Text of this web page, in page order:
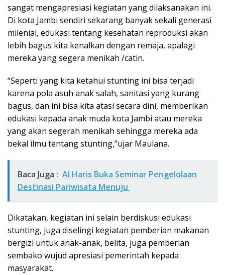
sangat mengapresiasi kegiatan yang dilaksanakan ini.
Di kota Jambi sendiri sekarang banyak sekali generasi
milenial, edukasi tentang kesehatan reproduksi akan
lebih bagus kita kenalkan dengan remaja, apalagi
mereka yang segera menikah /catin.
“Seperti yang kita ketahui stunting ini bisa terjadi
karena pola asuh anak salah, sanitasi yang kurang
bagus, dan ini bisa kita atasi secara dini, memberikan
edukasi kepada anak muda kota Jambi atau mereka
yang akan segerah menikah sehingga mereka ada
bekal ilmu tentang stunting,”ujar Maulana.
Baca Juga : Al Haris Buka Seminar Pengelolaan
Destinasi Pariwisata Menuju
Dikatakan, kegiatan ini selain berdiskusi edukasi
stunting, juga diselingi kegiatan pemberian makanan
bergizi untuk anak-anak, belita, juga pemberian
sembako wujud apresiasi pemerintah kepada
masyarakat.